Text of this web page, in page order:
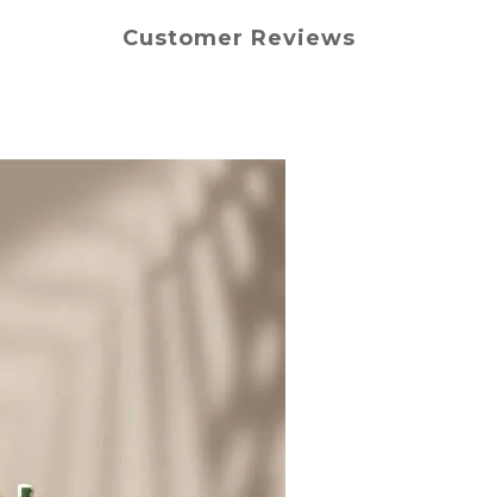
Customer Reviews